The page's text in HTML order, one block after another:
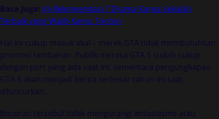
Baca Juga: Ini Rekomendasi 7 Drama Korea Sekolah
Terbaik yang Wajib Kamu Tonton
Hal ini cukup masuk akal – merek GTA tidak membutuhkan
promosi tambahan. Publik merasa GTA 5 sudah cukup
dengan port yang ada saat ini, sementara pengungkapan
GTA 6 akan menjadi berita terbesar tahun ini saat
diluncurkan.
Bocoran tersebut tidak mengurangi antusiasme atau